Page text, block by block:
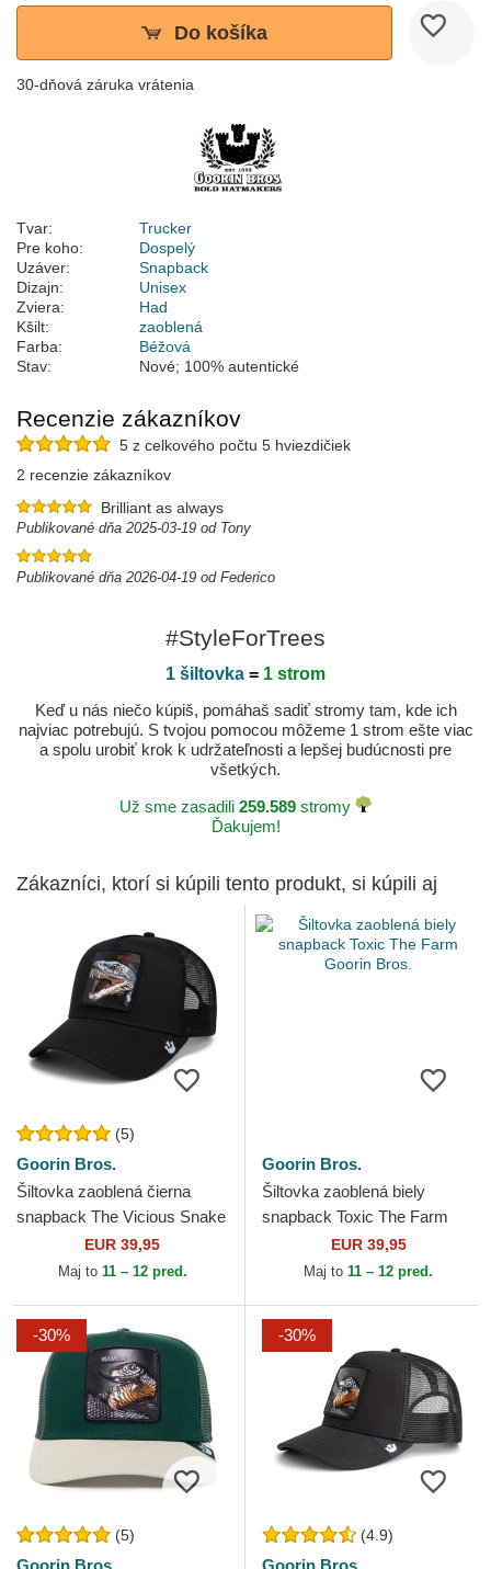
Do košíka
30-dňová záruka vrátenia
Tvar:
Trucker
Pre koho:
Dospelý
Uzáver:
Snapback
Dizajn:
Unisex
Zviera:
Had
Kšilt:
zaoblená
Farba:
Béžová
Stav:
Nové; 100% autentické
Recenzie zákazníkov
5 z celkového počtu 5 hviezdičiek
2 recenzie zákazníkov
Brilliant as always
Publikované dňa 2025-03-19 od Tony
Publikované dňa 2026-04-19 od Federico
#StyleForTrees
1 šiltovka = 1 strom
Keď u nás niečo kúpiš, pomáhaš sadiť stromy tam, kde ich
najviac potrebujú. S tvojou pomocou môžeme 1 strom ešte viac
a spolu urobiť krok k udržateľnosti a lepšej budúcnosti pre
všetkých.
Už sme zasadili 259.589 stromy
Ďakujem!
Zákazníci, ktorí si kúpili tento produkt, si kúpili aj
(5)
Goorin Bros.
Šiltovka zaoblená čierna
snapback The Vicious Snake
Core Combo The Farm
Goorin Bros.
EUR 39,95
Maj to 11 – 12 pred.
Goorin Bros.
Šiltovka zaoblená biely
snapback Toxic The Farm
Goorin Bros.EUR 39,95
Maj to 11 – 12 pred.
-30%
(5)
-30%
(4.9)